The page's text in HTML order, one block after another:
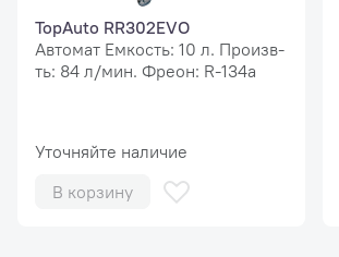
TopAuto RR302EVO
Автомат Емкость: 10 л. Произв-
ть: 84 л/мин. Фреон: R-134a
Уточняйте наличие
В корзину